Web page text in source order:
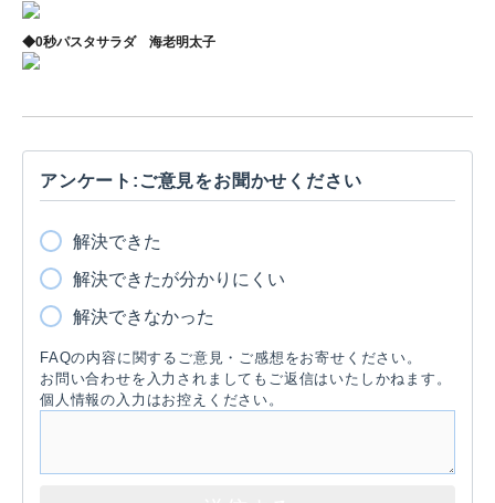
◆0秒パスタサラダ 海老明太子
アンケート:ご意見をお聞かせください
解決できた
解決できたが分かりにくい
解決できなかった
FAQの内容に関するご意見・ご感想をお寄せください。
お問い合わせを入力されましてもご返信はいたしかねます。
個人情報の入力はお控えください。